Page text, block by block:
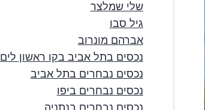
שלי שמלצר
גיל סבו
אברהם מונרוב
נכסים בתל אביב בקו ראשון לים
נכסים נבחרים בתל אביב
נכסים נבחרים ביפו
נכסים נבחרים בנתניה